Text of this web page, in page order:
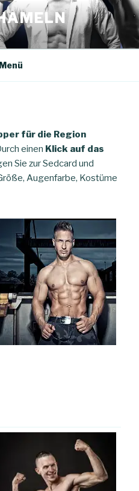
Menü
für die Region
einen Klick auf das
Sie zur Sedcard und
Augenfarbe, Kostüme